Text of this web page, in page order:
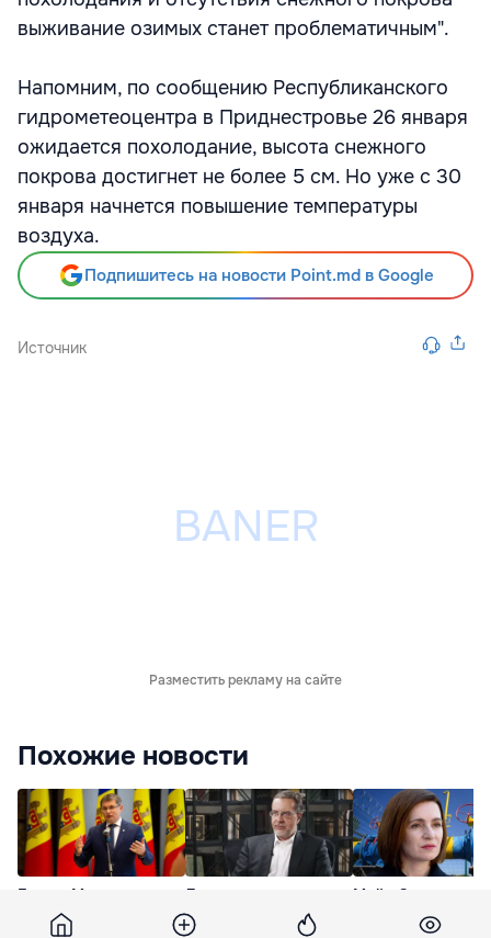
выживание озимых станет проблематичным".
Напомним, по сообщению Республиканского
гидрометеоцентра в Приднестровье 26 января
ожидается похолодание, высота снежного
покрова достигнет не более 5 см. Но уже с 30
января начнется повышение температуры
воздуха.
Подпишитесь на новости Point.md в Google
Источник
Разместить рекламу на сайте
Похожие новости
Гросу: Молдова
демонстрирует, что
Лупу о решении суда
по делу Возиян: Она
Майя Санду о
недостаточных